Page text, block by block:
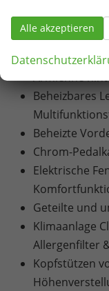
Innen
Armlehne
Beheizbares
Beheizte
Chrom-
Elektrische
Geteilte und
Klimaanlage
Allergenfilter
Kopfstützen
Alle akzeptieren